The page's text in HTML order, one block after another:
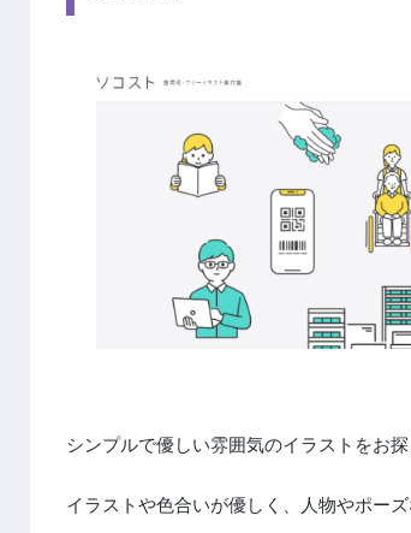
シンプルで優しい雰囲気のイラストをお
イラストや色合いが優しく、人物やポー